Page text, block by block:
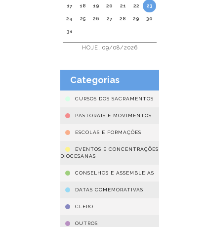
17 18 19 20 21 22 23
24 25 26 27 28 29 30
31
HOJE, 09/08/2026
Categorias
CURSOS DOS SACRAMENTOS
PASTORAIS E MOVIMENTOS
ESCOLAS E FORMAÇÕES
EVENTOS E CONCENTRAÇÕES
DIOCESANAS
CONSELHOS E ASSEMBLEIAS
DATAS COMEMORATIVAS
CLERO
OUTROS